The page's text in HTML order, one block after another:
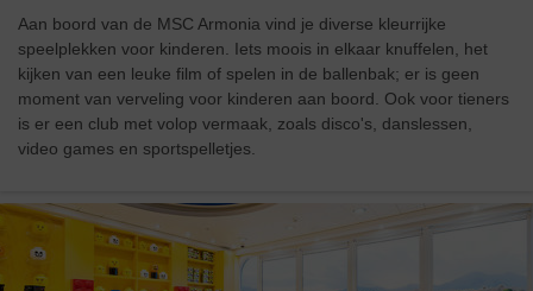
Aan boord van de MSC Armonia vind je diverse kleurrijke
speelplekken voor kinderen. Iets moois in elkaar knuffelen, het
kijken van een leuke film of spelen in de ballenbak; er is geen
moment van verveling voor kinderen aan boord. Ook voor tieners
is er een club met volop vermaak, zoals disco's, danslessen,
video games en sportspelletjes.